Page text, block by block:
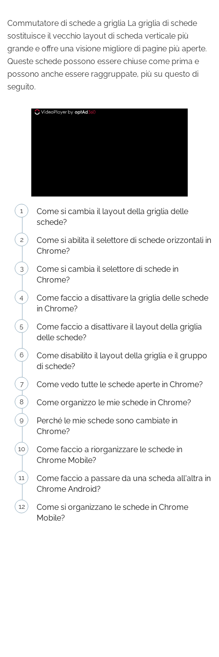
Commutatore di schede a griglia La griglia di schede
sostituisce il vecchio layout di scheda verticale più
grande e offre una visione migliore di pagine più aperte.
Queste schede possono essere chiuse come prima e
possono anche essere raggruppate, più su questo di
seguito.
Come si cambia il layout della griglia delle
schede?
Come si abilita il selettore di schede orizzontali in
Chrome?
Come si cambia il selettore di schede in
Chrome?
Come faccio a disattivare la griglia delle schede
in Chrome?
Come faccio a disattivare il layout della griglia
delle schede?
Come disabilito il layout della griglia e il gruppo
di schede?
Come vedo tutte le schede aperte in Chrome?
Come organizzo le mie schede in Chrome?
Perché le mie schede sono cambiate in
Chrome?
Come faccio a riorganizzare le schede in
Chrome Mobile?
Come faccio a passare da una scheda all'altra in
Chrome Android?
Come si organizzano le schede in Chrome
Mobile?